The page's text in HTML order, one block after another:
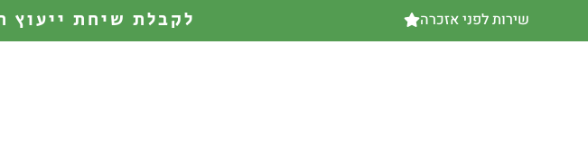
שירות לפני אזכרה לקבלת שיחת ייעוץ חייגו: 054-